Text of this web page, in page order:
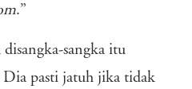
.”
sangka itu
pasti jatuh jika tidak